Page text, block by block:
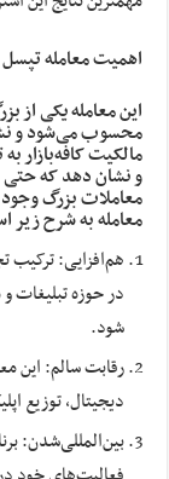
اهمیت معامله تپسل
این معامله یکی از
محسوب می‌شود و
مالکیت کافه‌بازار
و نشان دهد که حتی
معاملات بزرگ
معامله به شرح زیر
هم‌افزایی: ترکیب
در حوزه تبلیغات
شود.
رقابت سالم: این
دیجیتال، توزیع
بین‌المللی‌شدن: